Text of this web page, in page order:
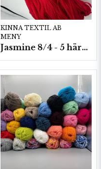
KINNA TEXTIL AB
MENY
Jasmine 8/4 - 5 härvor a200g./fp.